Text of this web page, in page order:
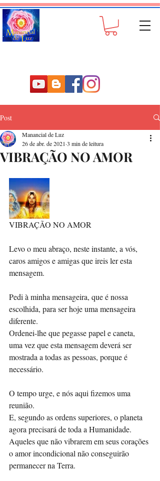
Post
VIBRAÇÃO NO AMOR
Manancial de Luz
26 de abr. de 2021 3 min de leitura
VIBRAÇÃO NO AMOR
Levo o meu abraço, neste instante, a vós,
caros amigos e amigas que ireis ler esta
mensagem.
Pedi à minha mensageira, que é nossa
escolhida, para ser hoje uma mensageira
diferente.
Ordenei-lhe que pegasse papel e caneta,
uma vez que esta mensagem deverá ser
mostrada a todas as pessoas, porque é
necessário.
O tempo urge, e nós aqui fizemos uma
reunião.
E, segundo as ordens superiores, o planeta
agora precisará de toda a Humanidade.
Aqueles que não vibrarem em seus corações
o amor incondicional não conseguirão
permanecer na Terra.